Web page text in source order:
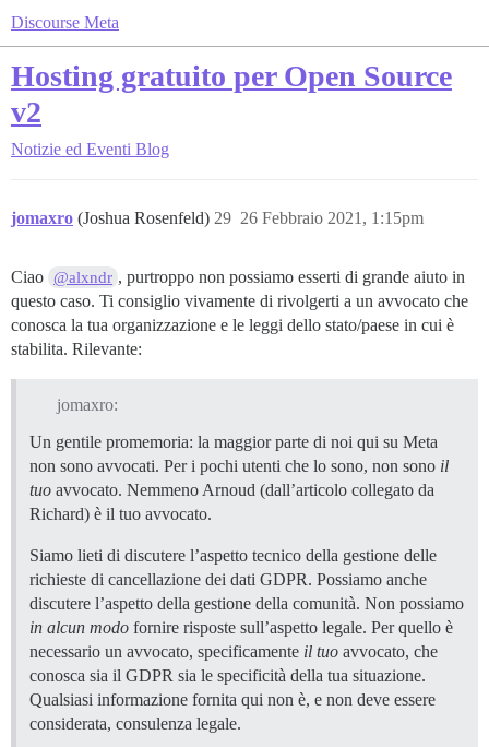
Discourse Meta
Hosting gratuito per Open Source
v2
Notizie ed Eventi Blog
jomaxro (Joshua Rosenfeld) 26 Febbraio 2021, 1:15pm
29
Ciao @alxndr , purtroppo non possiamo esserti di grande aiuto in
questo caso. Ti consiglio vivamente di rivolgerti a un avvocato che
conosca la tua organizzazione e le leggi dello stato/paese in cui è
stabilita. Rilevante:
jomaxro:
Un gentile promemoria: la maggior parte di noi qui su Meta
non sono avvocati. Per i pochi utenti che lo sono, non sono il
tuo avvocato. Nemmeno Arnoud (dall’articolo collegato da
Richard) è il tuo avvocato.
Siamo lieti di discutere l’aspetto tecnico della gestione delle
richieste di cancellazione dei dati GDPR. Possiamo anche
discutere l’aspetto della gestione della comunità. Non possiamo
in alcun modo fornire risposte sull’aspetto legale. Per quello è
necessario un avvocato, specificamente il tuo avvocato, che
conosca sia il GDPR sia le specificità della tua situazione.
Qualsiasi informazione fornita qui non è, e non deve essere
considerata, consulenza legale.